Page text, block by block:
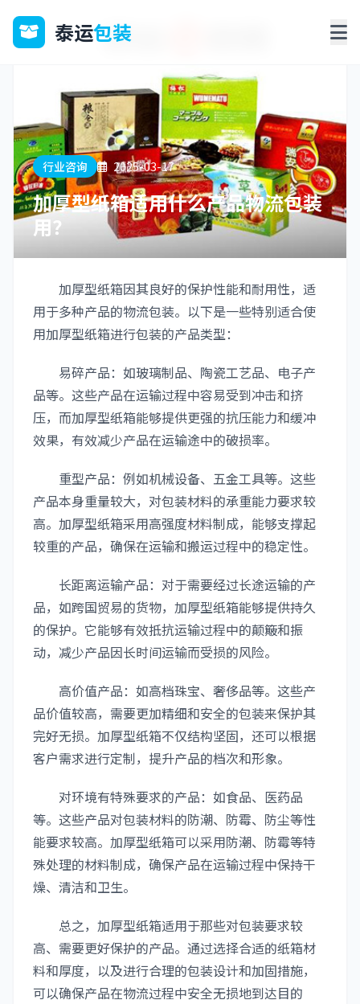
泰运包装
行业咨询 2025-03-17
加厚型纸箱适用什么产品物流包装
用？
加厚型纸箱因其良好的保护性能和耐用性，适
用于多种产品的物流包装。以下是一些特别适合使
用加厚型纸箱进行包装的产品类型：
易碎产品：如玻璃制品、陶瓷工艺品、电子产
品等。这些产品在运输过程中容易受到冲击和挤
压，而加厚型纸箱能够提供更强的抗压能力和缓冲
效果，有效减少产品在运输途中的破损率。
重型产品：例如机械设备、五金工具等。这些
产品本身重量较大，对包装材料的承重能力要求较
高。加厚型纸箱采用高强度材料制成，能够支撑起
较重的产品，确保在运输和搬运过程中的稳定性。
长距离运输产品：对于需要经过长途运输的产
品，如跨国贸易的货物，加厚型纸箱能够提供持久
的保护。它能够有效抵抗运输过程中的颠簸和振
动，减少产品因长时间运输而受损的风险。
高价值产品：如高档珠宝、奢侈品等。这些产
品价值较高，需要更加精细和安全的包装来保护其
完好无损。加厚型纸箱不仅结构坚固，还可以根据
客户需求进行定制，提升产品的档次和形象。
对环境有特殊要求的产品：如食品、医药品
等。这些产品对包装材料的防潮、防霉、防尘等性
能要求较高。加厚型纸箱可以采用防潮、防霉等特
殊处理的材料制成，确保产品在运输过程中保持干
燥、清洁和卫生。
总之，加厚型纸箱适用于那些对包装要求较
高、需要更好保护的产品。通过选择合适的纸箱材
料和厚度，以及进行合理的包装设计和加固措施，
可以确保产品在物流过程中安全无损地到达目的